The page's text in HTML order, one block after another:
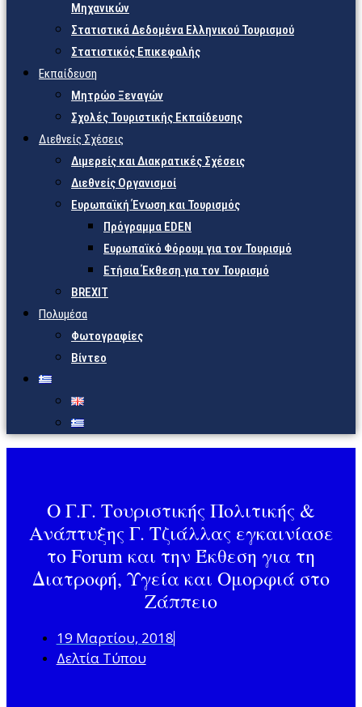
Μηχανικών
Στατιστικά Δεδομένα Ελληνικού Τουρισμού
Στατιστικός Επικεφαλής
Εκπαίδευση
Μητρώο Ξεναγών
Σχολές Τουριστικής Εκπαίδευσης
Διεθνείς Σχέσεις
Διμερείς και Διακρατικές Σχέσεις
Διεθνείς Οργανισμοί
Ευρωπαϊκή Ένωση και Τουρισμός
Πρόγραμμα EDEN
Ευρωπαϊκό Φόρουμ για τον Τουρισμό
Ετήσια Έκθεση για τον Τουρισμό
BREXIT
Πολυμέσα
Φωτογραφίες
Βίντεο
Ο Γ.Γ. Τουριστικής Πολιτικής &
Ανάπτυξης Γ. Τζιάλλας εγκαινίασε
το Forum και την Έκθεση για τη
Διατροφή, Υγεία και Ομορφιά στο
Ζάππειο
19 Μαρτίου, 2018
Δελτία Τύπου